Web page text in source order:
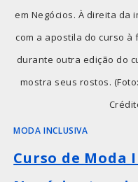
em Negócios. À direita da
com a apostila do curso
durante outra edição do
mostra seus rostos.
MODA INCLUSIVA
Curso de Moda